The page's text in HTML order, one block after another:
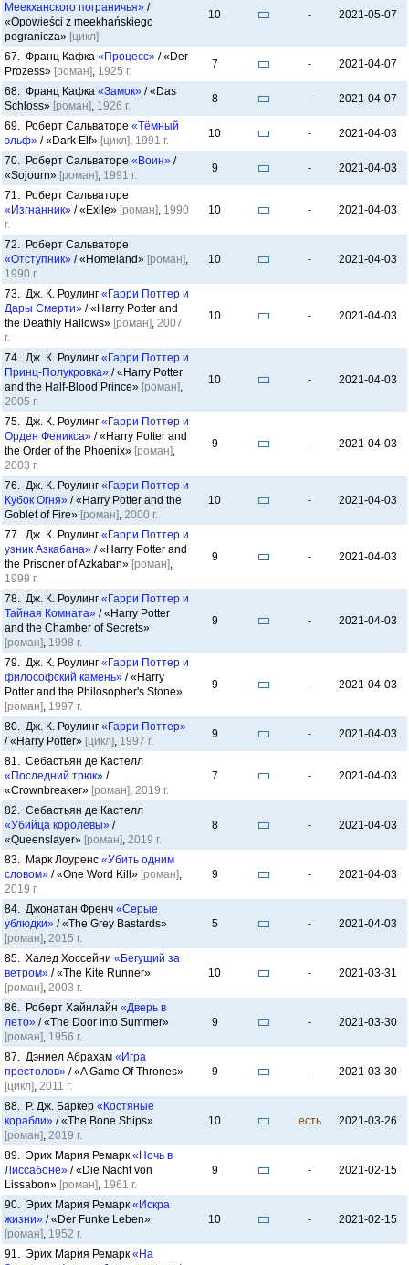
Меекханского пограничья» /
«Opowieści z meekhańskiego
pogranicza» [цикл]
10 - 2021-05-07
67. Франц Кафка «Процесс» / «Der
Prozess» [роман], 1925 г.
7 - 2021-04-07
68. Франц Кафка «Замок» / «Das
Schloss» [роман], 1926 г.
8 - 2021-04-07
69. Роберт Сальваторе «Тёмный
эльф» / «Dark Elf» [цикл], 1991 г.
10 - 2021-04-03
70. Роберт Сальваторе «Воин» /
«Sojourn» [роман], 1991 г.
9 - 2021-04-03
71. Роберт Сальваторе
«Изгнанник» / «Exile» [роман], 1990
г.
10 - 2021-04-03
72. Роберт Сальваторе
«Отступник» / «Homeland» [роман],
1990 г.
10 - 2021-04-03
73. Дж. К. Роулинг «Гарри Поттер и
Дары Смерти» / «Harry Potter and
the Deathly Hallows» [роман], 2007
г.
10 - 2021-04-03
74. Дж. К. Роулинг «Гарри Поттер и
Принц-Полукровка» / «Harry Potter
and the Half-Blood Prince» [роман],
2005 г.
10 - 2021-04-03
75. Дж. К. Роулинг «Гарри Поттер и
Орден Феникса» / «Harry Potter and
the Order of the Phoenix» [роман],
2003 г.
9 - 2021-04-03
76. Дж. К. Роулинг «Гарри Поттер и
Кубок Огня» / «Harry Potter and the
Goblet of Fire» [роман], 2000 г.
10 - 2021-04-03
77. Дж. К. Роулинг «Гарри Поттер и
узник Азкабана» / «Harry Potter and
the Prisoner of Azkaban» [роман],
1999 г.
9 - 2021-04-03
78. Дж. К. Роулинг «Гарри Поттер и
Тайная Комната» / «Harry Potter
and the Chamber of Secrets»
[роман], 1998 г.
9 - 2021-04-03
79. Дж. К. Роулинг «Гарри Поттер и
философский камень» / «Harry
Potter and the Philosopher's Stone»
[роман], 1997 г.
9 - 2021-04-03
80. Дж. К. Роулинг «Гарри Поттер»
/ «Harry Potter» [цикл], 1997 г.
9 - 2021-04-03
81. Себастьян де Кастелл
«Последний трюк» /
«Crownbreaker» [роман], 2019 г.
7 - 2021-04-03
82. Себастьян де Кастелл
«Убийца королевы» /
«Queenslayer» [роман], 2019 г.
8 - 2021-04-03
83. Марк Лоуренс «Убить одним
словом» / «One Word Kill» [роман],
2019 г.
9 - 2021-04-03
84. Джонатан Френч «Серые
ублюдки» / «The Grey Bastards»
[роман], 2015 г.
5 - 2021-04-03
85. Халед Хоссейни «Бегущий за
ветром» / «The Kite Runner»
[роман], 2003 г.
10 - 2021-03-31
86. Роберт Хайнлайн «Дверь в
лето» / «The Door into Summer»
[роман], 1956 г.
9 - 2021-03-30
87. Дэниел Абрахам «Игра
престолов» / «A Game Of Thrones»
[цикл], 2011 г.
9 - 2021-03-30
88. Р. Дж. Баркер «Костяные
корабли» / «The Bone Ships»
[роман], 2019 г.
10 есть 2021-03-26
89. Эрих Мария Ремарк «Ночь в
Лиссабоне» / «Die Nacht von
Lissabon» [роман], 1961 г.
9 - 2021-02-15
90. Эрих Мария Ремарк «Искра
жизни» / «Der Funke Leben»
[роман], 1952 г.
10 - 2021-02-15
91. Эрих Мария Ремарк «На